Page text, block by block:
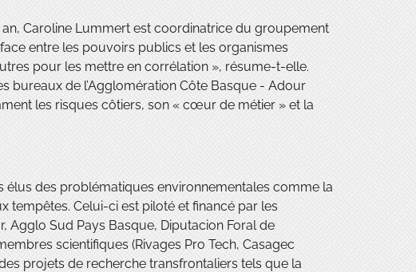
Caroline Lummert est coordinatrice du groupement
entre les pouvoirs publics et les organismes
pour les mettre en corrélation », résume-t-elle.
bureaux de l’Agglomération Côte Basque - Adour
les risques côtiers, son « cœur de métier » et la
élus des problématiques environnementales comme la
tempêtes. Celui-ci est piloté et financé par les
Sud Pays Basque, Diputacion Foral de
scientifiques (Rivages Pro Tech, Casagec
projets de recherche transfrontaliers tels que la